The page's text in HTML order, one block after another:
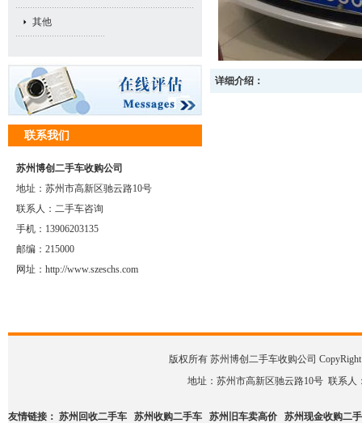
其他
联系我们
苏州博创二手车收购公司
地址：苏州市高新区驰云路10号
联系人：二手车咨询
手机：13906203135
邮编：215000
网址：http://www.szeschs.com
详细介绍：
版权所有 苏州博创二手车收购公司
地址：苏州市高新区驰云路10号 联系人
友情链接： 苏州回收二手车 苏州收购二手车 苏州旧车卖高价 苏州现金收购二